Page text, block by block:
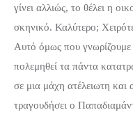
γίνει αλλιώς, το θέλει η
σκηνικό. Καλύτερο;
Αυτό όμως που γνωρίζουμε
πολεμηθεί τα πάντα
σε μια μάχη ατέλειωτη και
τραγουδήσει ο